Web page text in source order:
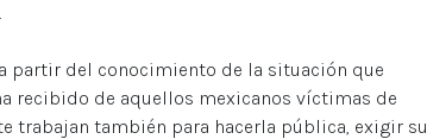
partir del conocimiento de la situación que
recibido de aquellos mexicanos víctimas de
trabajan también para hacerla pública, exigir su